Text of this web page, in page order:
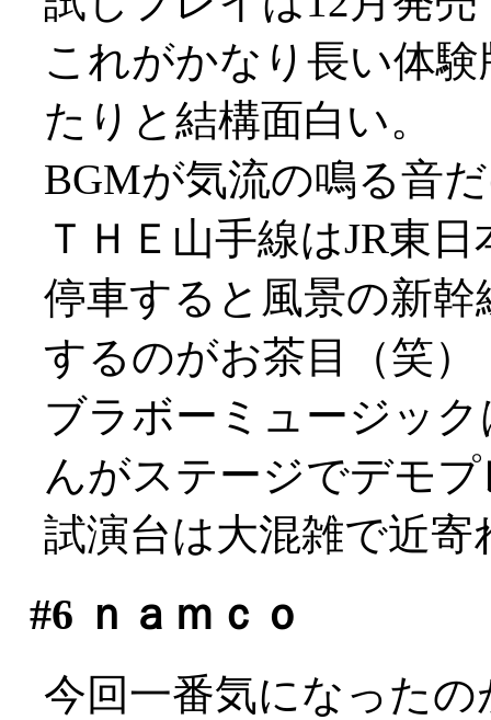
これがかなり長い体
たりと結構面白い。
BGMが気流の鳴る音
ＴＨＥ山手線はJR東
停車すると風景の新
するのがお茶目（笑）
ブラボーミュージッ
んがステージでデモ
試演台は大混雑で近寄
#6 ｎａｍｃｏ
今回一番気になった